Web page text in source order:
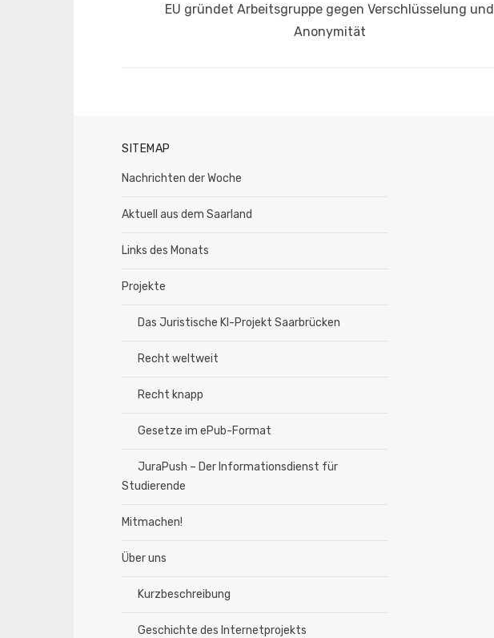
Vorheriger
EU gründet Arbeitsgruppe gegen Verschlüsselung und
Anonymität
SITEMAP
Nachrichten der Woche
Aktuell aus dem Saarland
Links des Monats
Projekte
Das Juristische KI-Projekt Saarbrücken
Recht weltweit
Recht knapp
Gesetze im ePub-Format
JuraPush – Der Informationsdienst für
Studierende
Mitmachen!
Über uns
Kurzbeschreibung
Geschichte des Internetprojekts